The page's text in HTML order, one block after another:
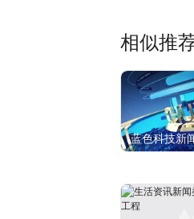
相似推
蓝色科技新
工程